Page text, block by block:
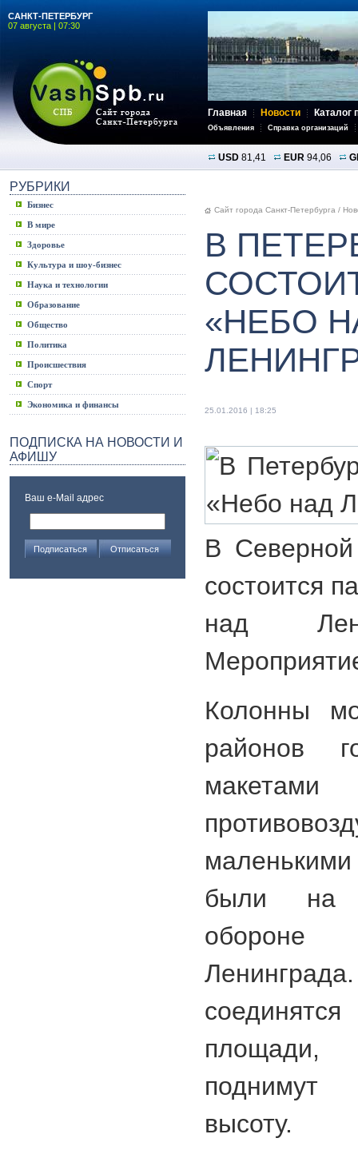
САНКТ-ПЕТЕРБУРГ
07 августа | 07:30
Главная Новости Каталог
Объявления Справка организаций
USD 81,41 EUR 94,06
РУБРИКИ
Бизнес
В мире
Здоровье
Культура и шоу-бизнес
Наука и технологии
Образование
Общество
Политика
Происшествия
Спорт
Экономика и финансы
ПОДПИСКА НА НОВОСТИ И
АФИШУ
Ваш e-Mail адрес
Сайт города Санкт-Петербурга /
В
«НЕБО
25.01.2016 | 18:25
В
состоится
над
Колонны
районов
были на
площади,
поднимут
высоту.